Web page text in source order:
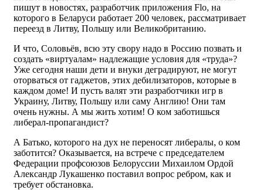
пишут в новостях, разработчик приложения Flo, на
которого в Беларуси работает 200 человек, рассматривает
переезд в Литву, Польшу или Великобританию.
И что, Соловьёв, всю эту свору надо в Россию позвать и
создать «виртуалам» надлежащие условия для «труда»?
Уже сегодня наши дети и внуки деградируют, не могут
оторваться от гаджетов, этих дебилизаторов, которые в
каждом доме! И пусть валят эти разработчики игр в
Украину, Литву, Польшу или саму Англию! Они там
очень нужны. А мы жить хотим! О ком заботишься
либерал-пропагандист?
А Батько, которого на дух не переносят либералы, о ком
заботится? Оказывается, на встрече с председателем
Федерации профсоюзов Белоруссии Михаилом Ордой
Александр Лукашенко поставил вопрос ребром, как и
требует обстановка.